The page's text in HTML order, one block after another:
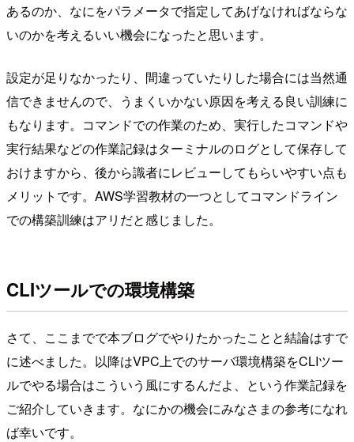
あるのか、なにをパラメータで指定してあげなければならな
いのかを考えるいい機会になったと思います。
設定が足りなかったり、間違っていたりした場合には当然通
信できませんので、うまくいかない原因を考える良い訓練に
もなります。コマンドでの作業のため、実行したコマンドや
実行結果などの作業記録はターミナルのログとして保存して
おけますから、後から識者にレビューしてもらいやすい点も
メリットです。AWS学習教材の一つとしてコマンドライン
での構築訓練はアリだと感じました。
CLIツールでの環境構築
さて、ここまでで本ブログでやりたかったことと結論はすで
に述べました。以降はVPC上でのサーバ環境構築をCLIツー
ルでやる場合はこういう風にするんだよ、という作業記録を
ご紹介していきます。なにかの機会にみなさまの参考になれ
ば幸いです。